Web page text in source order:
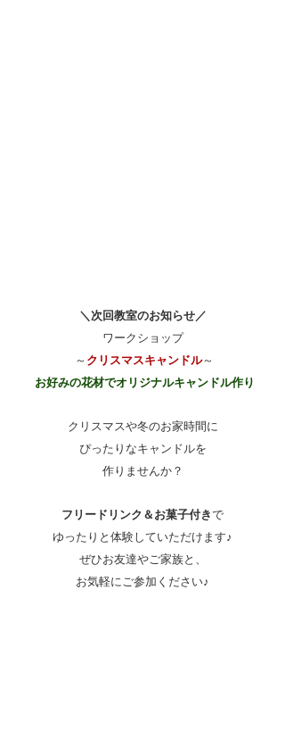
＼次回教室のお知らせ／
ワークショップ
～ クリスマスキャンドル～
お好みの花材でオリジナルキャンドル作り
クリスマスや冬のお家時間に
ぴったりなキャンドルを
作りませんか？
フリードリンク＆お菓子付きで
ゆったりと体験していただけます♪
ぜひお友達やご家族と、
お気軽にご参加ください♪